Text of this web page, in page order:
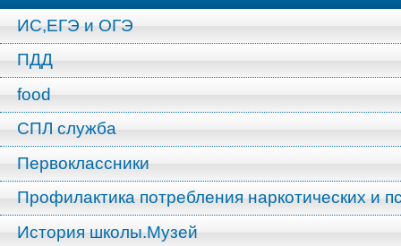
ИС,ЕГЭ и ОГЭ
ПДД
food
СПЛ служба
Первоклассники
Профилактика потребления наркотических и
История школы.Музей